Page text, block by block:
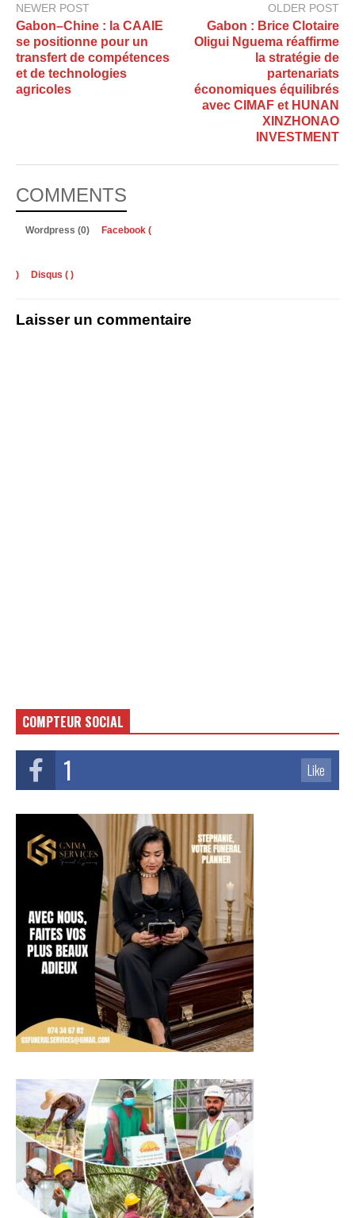
NEWER POST
Gabon–Chine : la CAAIE
se positionne pour un
transfert de compétences
et de technologies
agricoles
OLDER POST
Gabon : Brice Clotaire
Oligui Nguema réaffirme
la stratégie de
partenariats
économiques équilibrés
avec CIMAF et HUNAN
XINZHONAO
INVESTMENT
COMMENTS
Wordpress (0) Facebook (
) Disqus ( )
Laisser un commentaire
COMPTEUR SOCIAL
1 Like